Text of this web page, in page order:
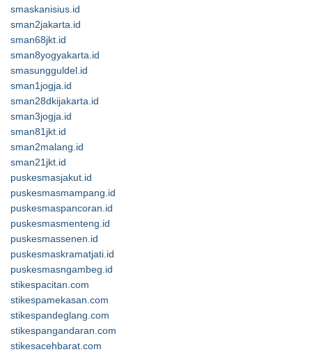
smaskanisius.id
sman2jakarta.id
sman68jkt.id
sman8yogyakarta.id
smasungguldel.id
sman1jogja.id
sman28dkijakarta.id
sman3jogja.id
sman81jkt.id
sman2malang.id
sman21jkt.id
puskesmasjakut.id
puskesmasmampang.id
puskesmaspancoran.id
puskesmasmenteng.id
puskesmassenen.id
puskesmaskramatjati.id
puskesmasngambeg.id
stikespacitan.com
stikespamekasan.com
stikespandeglang.com
stikespangandaran.com
stikesacehbarat.com